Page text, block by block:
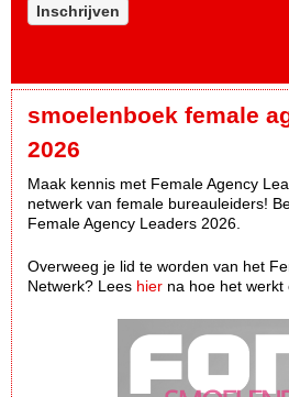
Inschrijven
smoelenboek female
2026
Maak kennis met Female Agency
netwerk van female bureauleiders!
Female Agency Leaders 2026.
Overweeg je lid te worden van het
Netwerk? Lees hier na hoe het werkt